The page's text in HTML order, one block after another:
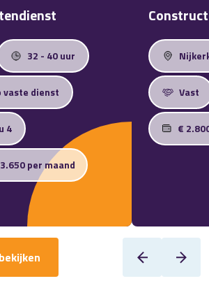
32 - 40 uur
vaste dienst
4
per maand
Vast
€